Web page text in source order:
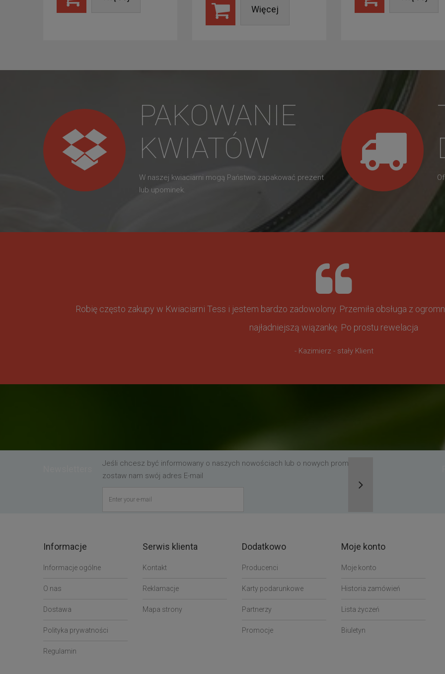
Więcej
PAKOWANIE
KWIATÓW
W naszej kwiaciarni mogą Państwo zapakować prezent
lub upominek.
Robię często zakupy w Kwiaciarni Tess i jestem bardzo zadowolony. Przemiła obsługa z
najładniejszą wiązankę. Po prostu rewelacja
- Kazimierz - stały Klient
Jeśli chcesz być informowany o naszych nowościach lub o nowych promocjach,
zostaw nam swój adres E-mail
Informacje
Informacje ogólne
O nas
Dostawa
Polityka prywatności
Regulamin
Serwis klienta
Kontakt
Reklamacje
Mapa strony
Dodatkowo
Producenci
Karty podarunkowe
Partnerzy
Promocje
Moje konto
Moje konto
Historia zamówień
Lista życzeń
Biuletyn